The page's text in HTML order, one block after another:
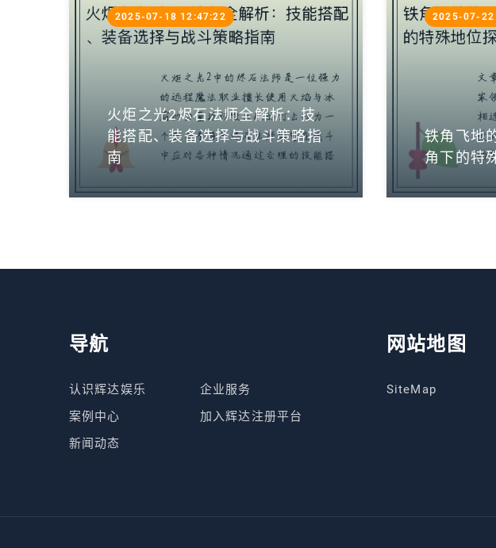
火炬之光2烬石法师全解析：技
能搭配、装备选择与战斗策略指
南
2025-07-18 12:47:22
铁角飞地
角下的特
2025-07-22
导航
认识辉达娱乐
案例中心
新闻动态
企业服务
加入辉达注册平台
网站地图
SiteMap